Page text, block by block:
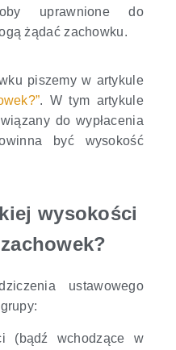
uprawnione do
żądać zachowku.
piszemy w artykule
. W tym artykule
do wypłacenia
być wysokość
wysokości
ustawowego
(bądź wchodzące w